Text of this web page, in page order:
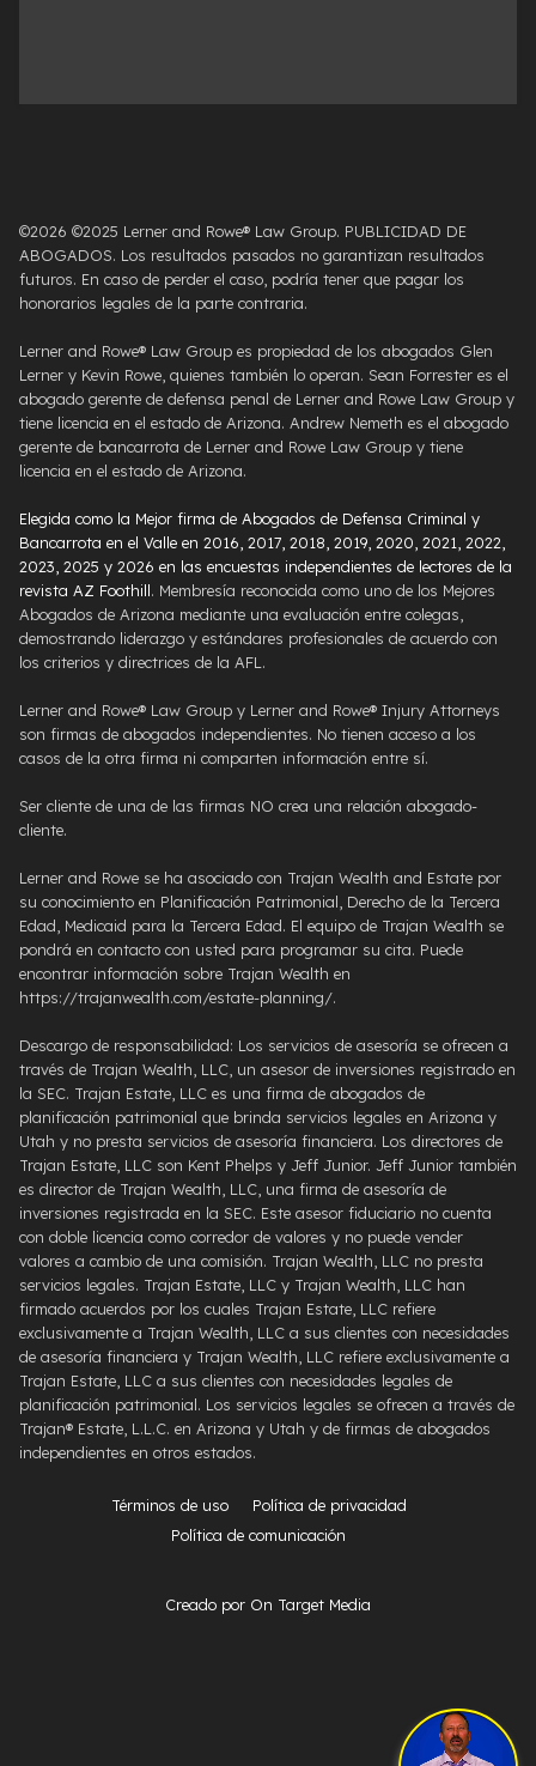
©2026 ©2025 Lerner and Rowe® Law Group. PUBLICIDAD DE
ABOGADOS. Los resultados pasados ​​no garantizan resultados
futuros. En caso de perder el caso, podría tener que pagar los
honorarios legales de la parte contraria.
Lerner and Rowe® Law Group es propiedad de los abogados Glen
Lerner y Kevin Rowe, quienes también lo operan. Sean Forrester es el
abogado gerente de defensa penal de Lerner and Rowe Law Group y
tiene licencia en el estado de Arizona. Andrew Nemeth es el abogado
gerente de bancarrota de Lerner and Rowe Law Group y tiene
licencia en el estado de Arizona.
Elegida como la Mejor firma de Abogados de Defensa Criminal y
Bancarrota en el Valle en 2016, 2017, 2018, 2019, 2020, 2021, 2022,
2023, 2025 y 2026 en las encuestas independientes de lectores de la
revista AZ Foothill. Membresía reconocida como uno de los Mejores
Abogados de Arizona mediante una evaluación entre colegas,
demostrando liderazgo y estándares profesionales de acuerdo con
los criterios y directrices de la AFL.
Lerner and Rowe® Law Group y Lerner and Rowe® Injury Attorneys
son firmas de abogados independientes. No tienen acceso a los
casos de la otra firma ni comparten información entre sí.
Ser cliente de una de las firmas NO crea una relación abogado-
cliente.
Lerner and Rowe se ha asociado con Trajan Wealth and Estate por
su conocimiento en Planificación Patrimonial, Derecho de la Tercera
Edad, Medicaid para la Tercera Edad. El equipo de Trajan Wealth se
pondrá en contacto con usted para programar su cita. Puede
encontrar información sobre Trajan Wealth en
https://trajanwealth.com/estate-planning/.
Descargo de responsabilidad: Los servicios de asesoría se ofrecen a
través de Trajan Wealth, LLC, un asesor de inversiones registrado en
la SEC. Trajan Estate, LLC es una firma de abogados de
planificación patrimonial que brinda servicios legales en Arizona y
Utah y no presta servicios de asesoría financiera. Los directores de
Trajan Estate, LLC son Kent Phelps y Jeff Junior. Jeff Junior también
es director de Trajan Wealth, LLC, una firma de asesoría de
inversiones registrada en la SEC. Este asesor fiduciario no cuenta
con doble licencia como corredor de valores y no puede vender
valores a cambio de una comisión. Trajan Wealth, LLC no presta
servicios legales. Trajan Estate, LLC y Trajan Wealth, LLC han
firmado acuerdos por los cuales Trajan Estate, LLC refiere
exclusivamente a Trajan Wealth, LLC a sus clientes con necesidades
de asesoría financiera y Trajan Wealth, LLC refiere exclusivamente a
Trajan Estate, LLC a sus clientes con necesidades legales de
planificación patrimonial. Los servicios legales se ofrecen a través de
Trajan® Estate, L.L.C. en Arizona y Utah y de firmas de abogados
independientes en otros estados.
Términos de uso
Política de privacidad
Política de comunicación
Creado por On Target Media